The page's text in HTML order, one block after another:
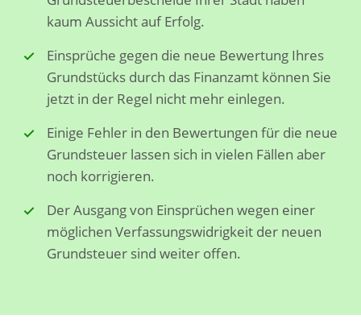
kaum Aussicht auf Erfolg.
Einsprüche gegen die neue Bewertung Ihres
Grundstücks durch das Finanzamt können Sie
jetzt in der Regel nicht mehr einlegen.
Einige Fehler in den Bewertungen für die neue
Grundsteuer lassen sich in vielen Fällen aber
noch korrigieren.
Der Ausgang von Einsprüchen wegen einer
möglichen Verfassungswidrigkeit der neuen
Grundsteuer sind weiter offen.